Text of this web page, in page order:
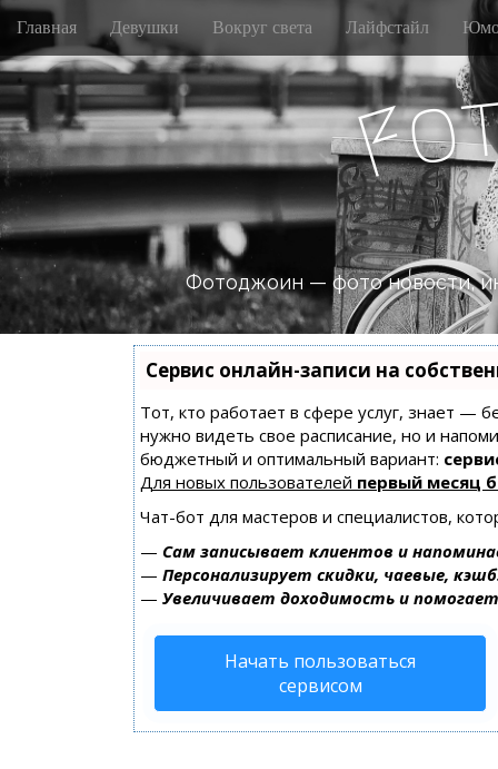
M
i
n
m
e
n
u
S
i
p
t
o
c
o
n
t
e
Главная Девушки Вокруг света Лайфстайл
Fo
Фотоджоин — фото новости,
Сервис онлайн-записи на
Тот, кто работает в сфере услуг, знает —
нужно видеть свое расписание, но и
бюджетный и оптимальный вариант:
Для новых пользователей первый месяц
Чат-бот для мастеров и специалистов,
— Сам записывает клиентов и
— Персонализирует скидки, чаевые,
— Увеличивает доходимость и
Начать пользоваться
сервисом